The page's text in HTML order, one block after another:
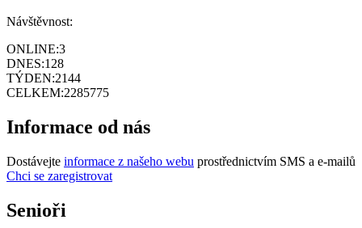
Návštěvnost:
ONLINE:3
DNES:128
TÝDEN:2144
CELKEM:2285775
Informace od nás
Dostávejte informace z našeho webu prostřednictvím SMS a e-mailů
Chci se zaregistrovat
Senioři